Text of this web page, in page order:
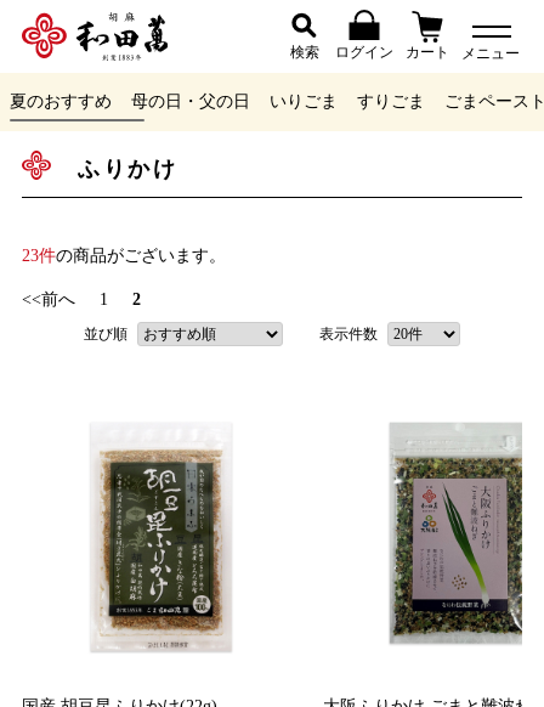
検索 ログイン カート メニュー
夏のおすすめ 母の日・父の日 いりごま すりごま ごまペース
ふりかけ
23件の商品がございます。
<<前へ 1 2
並び順 表示件数